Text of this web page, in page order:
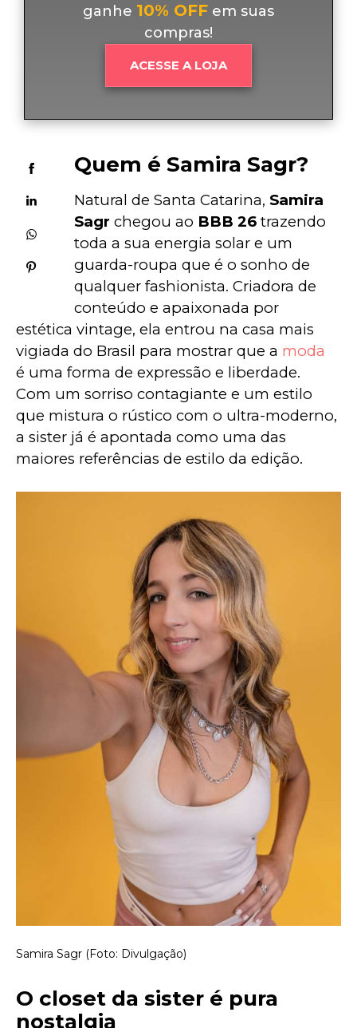
ganhe 10% OFF em suas
compras!
ACESSE A LOJA
Quem é Samira Sagr?
Natural de Santa Catarina, Samira
Sagr chegou ao BBB 26 trazendo
toda a sua energia solar e um
guarda-roupa que é o sonho de
qualquer fashionista. Criadora de
conteúdo e apaixonada por
estética vintage, ela entrou na casa mais
vigiada do Brasil para mostrar que a moda
é uma forma de expressão e liberdade.
Com um sorriso contagiante e um estilo
que mistura o rústico com o ultra-moderno,
a sister já é apontada como uma das
maiores referências de estilo da edição.
Samira Sagr (Foto: Divulgação)
O closet da sister é pura
nostalgia